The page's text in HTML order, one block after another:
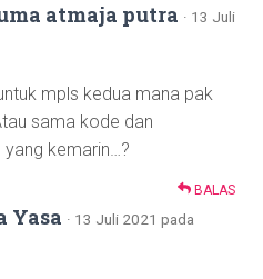
atmaja putra · 13 Juli
mpls kedua mana pak
sama kode dan
kemarin…?
BALAS
Yasa · 13 Juli 2021 pada